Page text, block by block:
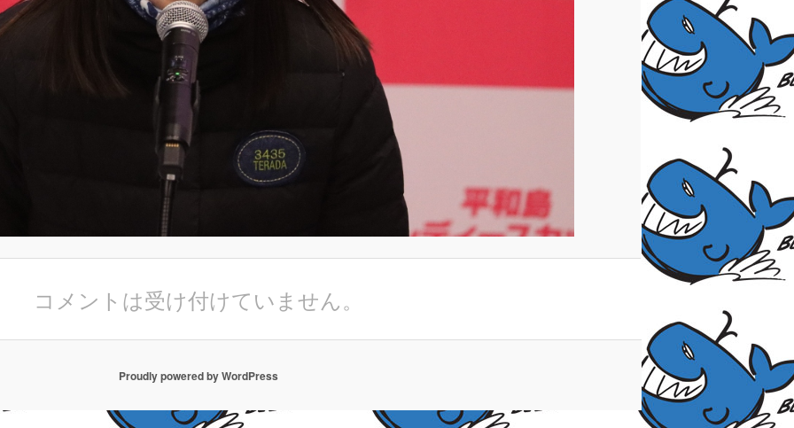
コメントは受け付けていません。
Proudly powered by WordPress